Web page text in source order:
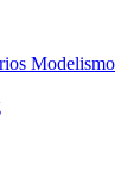
Modelismo